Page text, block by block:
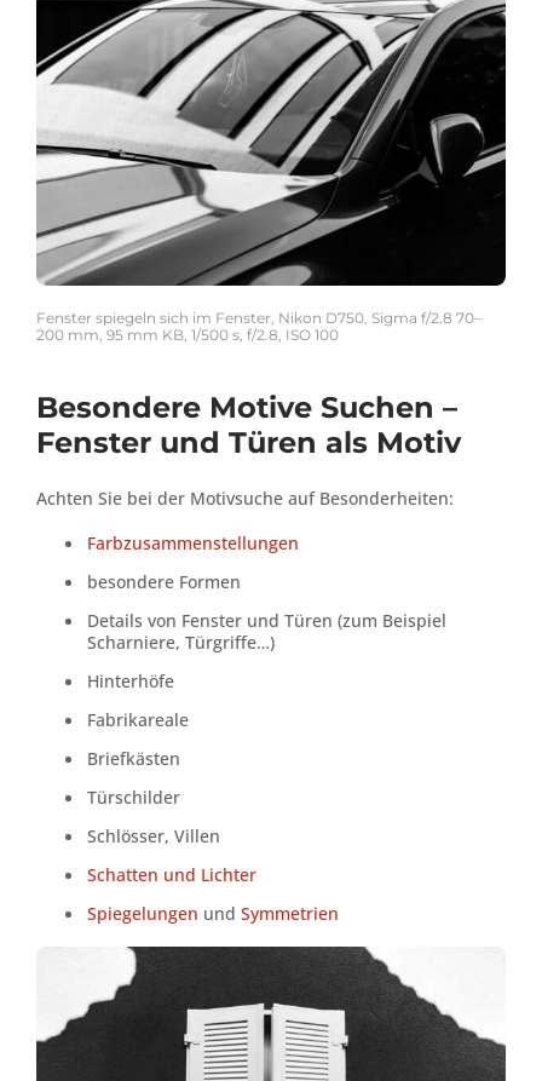
Fenster spiegeln sich im Fenster, Nikon D750, Sigma f/2.8 70–
200 mm, 95 mm KB, 1/500 s, f/2.8, ISO 100
Besondere Motive Suchen –
Fenster und Türen als Motiv
Achten Sie bei der Motivsuche auf Besonderheiten:
Farbzusammenstellungen
besondere Formen
Details von Fenster und Türen (zum Beispiel
Scharniere, Türgriffe…)
Hinterhöfe
Fabrikareale
Briefkästen
Türschilder
Schlösser, Villen
Schatten und Lichter
Spiegelungen und Symmetrien